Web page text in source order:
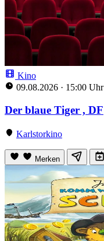
Kino
09.08.2026 · 15:00 Uhr
Der blaue Tiger , DF
Karlstorkino
Merken